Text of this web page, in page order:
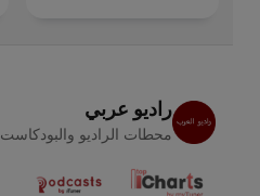
راديو عربي
محطات الراديو والبودكاست